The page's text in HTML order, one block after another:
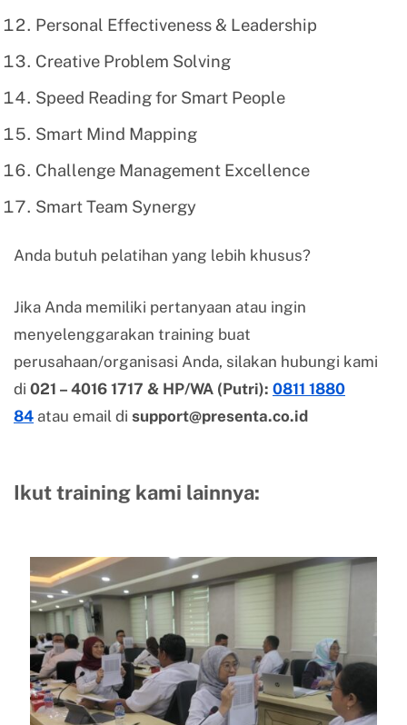
Personal Effectiveness & Leadership
Creative Problem Solving
Speed Reading for Smart People
Smart Mind Mapping
Challenge Management Excellence
Smart Team Synergy
Anda butuh pelatihan yang lebih khusus?
Jika Anda memiliki pertanyaan atau ingin
menyelenggarakan training buat
perusahaan/organisasi Anda, silakan hubungi kami
di 021 – 4016 1717 & HP/WA (Putri): 0811 1880
84 atau email di support@presenta.co.id
Ikut training kami lainnya: